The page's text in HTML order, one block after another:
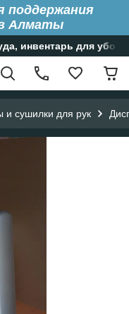
поддержания
Алматы
инвентарь для
и сушилки для рук